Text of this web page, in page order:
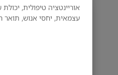
אוריינטציה טיפולית,
עצמאית, יחסי אנוש, תואר
מפרסם אנונימי